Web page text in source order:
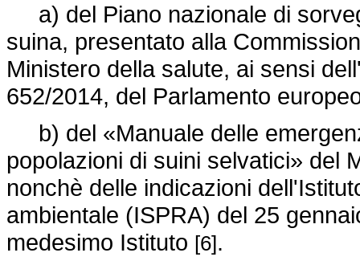
a) del Piano nazionale di
suina, presentato alla
Ministero della salute, ai sensi
652/2014, del Parlamento
b) del «Manuale delle
popolazioni di suini selvatici» del
nonchè delle indicazioni
ambientale (ISPRA) del 25
medesimo Istituto [6].